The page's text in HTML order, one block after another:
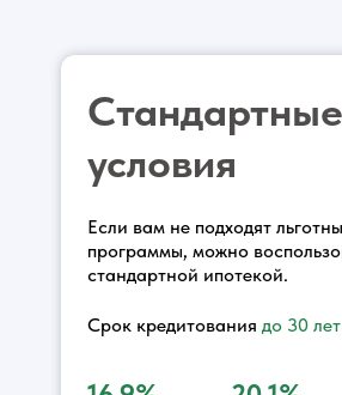
Стандартные
условия
Если вам не подходят
программы, можно
стандартной ипотекой.
Срок кредитования до 30 лет